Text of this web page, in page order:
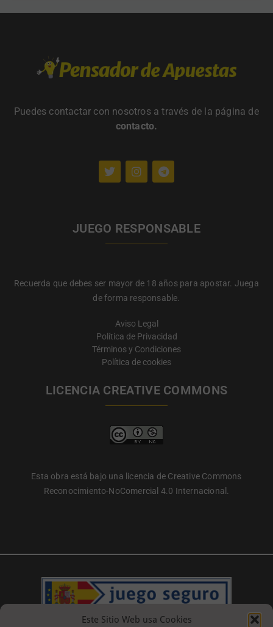
Este Sitio Web usa Cookies
Puedes contactar con nosotros a través de la página de
contacto.
JUEGO RESPONSABLE
Recuerda que debes ser mayor de 18 años para apostar. Juega
de forma responsable.
Aviso Legal
Política de Privacidad
Términos y Condiciones
Política de cookies
LICENCIA CREATIVE COMMONS
Esta obra está bajo una licencia de Creative Commons
Reconocimiento-NoComercial 4.0 Internacional.